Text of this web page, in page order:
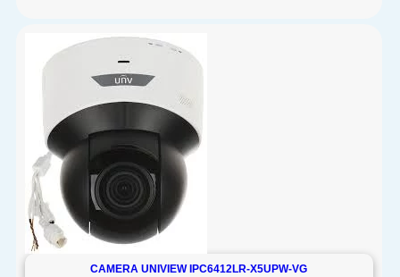
CAMERA UNIVIEW IPC6412LR-X5UPW-VG